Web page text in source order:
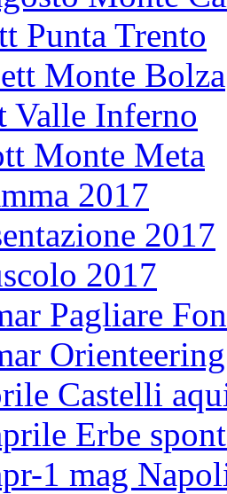
Punta Trento
Monte Bolza
Valle Inferno
Monte Meta
2017
2017
2017
Pagliare
Castelli
Erbe
1 mag